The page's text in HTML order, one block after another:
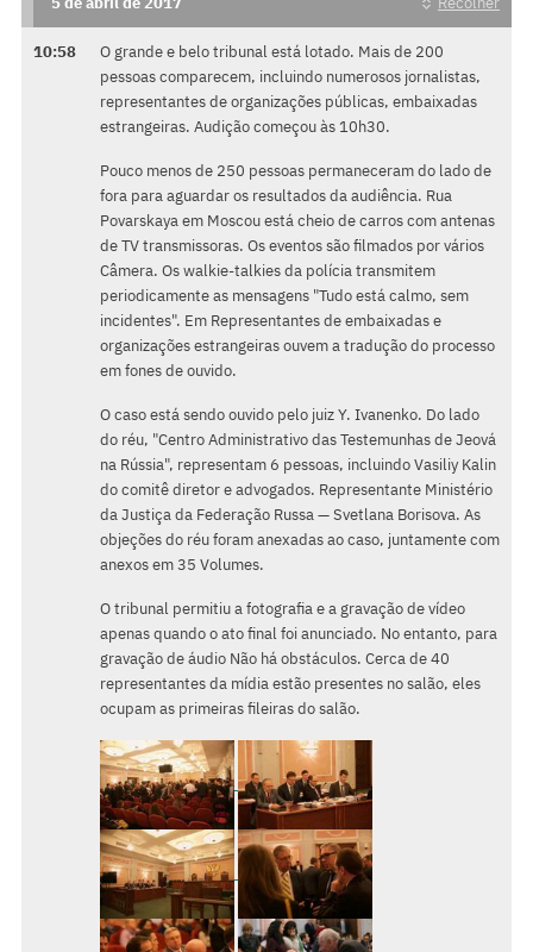
10:58
O grande e belo tribunal está lotado. Mais de 200
pessoas comparecem, incluindo numerosos jornalistas,
representantes de organizações públicas, embaixadas
estrangeiras. Audição começou às 10h30.
Pouco menos de 250 pessoas permaneceram do lado de
fora para aguardar os resultados da audiência. Rua
Povarskaya em Moscou está cheio de carros com antenas
de TV transmissoras. Os eventos são filmados por vários
Câmera. Os walkie-talkies da polícia transmitem
periodicamente as mensagens "Tudo está calmo, sem
incidentes". Em Representantes de embaixadas e
organizações estrangeiras ouvem a tradução do processo
em fones de ouvido.
O caso está sendo ouvido pelo juiz Y. Ivanenko. Do lado
do réu, "Centro Administrativo das Testemunhas de Jeová
na Rússia", representam 6 pessoas, incluindo Vasiliy Kalin
do comitê diretor e advogados. Representante Ministério
da Justiça da Federação Russa — Svetlana Borisova. As
objeções do réu foram anexadas ao caso, juntamente com
anexos em 35 Volumes.
O tribunal permitiu a fotografia e a gravação de vídeo
apenas quando o ato final foi anunciado. No entanto, para
gravação de áudio Não há obstáculos. Cerca de 40
representantes da mídia estão presentes no salão, eles
ocupam as primeiras fileiras do salão.